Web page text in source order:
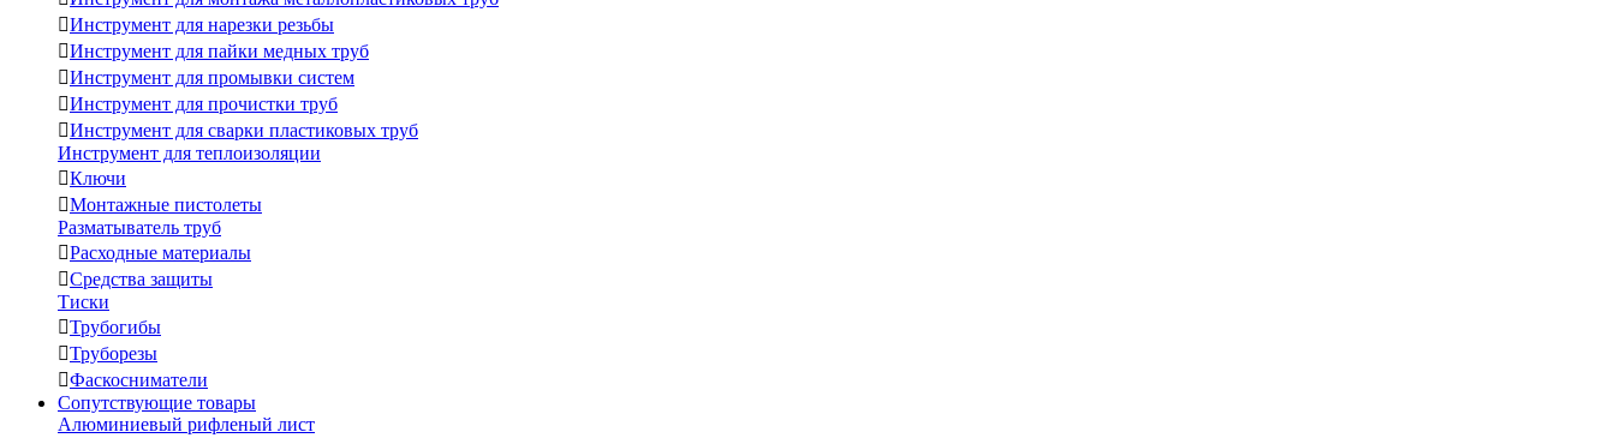
Инструмент для нарезки резьбы
Инструмент для пайки медных труб
Инструмент для промывки систем
Инструмент для прочистки труб
Инструмент для сварки пластиковых труб
Инструмент для теплоизоляции
Ключи
Монтажные пистолеты
Разматыватель труб
Расходные материалы
Средства защиты
Тиски
Трубогибы
Труборезы
Фаскосниматели
Сопутствующие товары
Алюминиевый рифленый лист